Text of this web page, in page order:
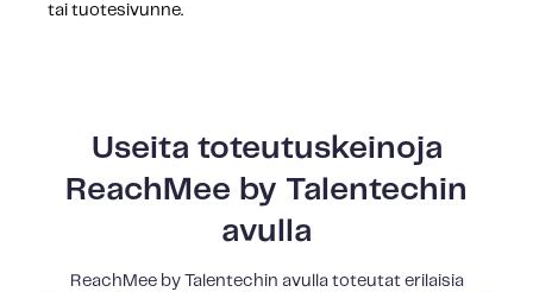
tai tuotesivunne.
Useita toteutuskeinoja
ReachMee by Talentechin
avulla
ReachMee by Talentechin avulla toteutat erilaisia